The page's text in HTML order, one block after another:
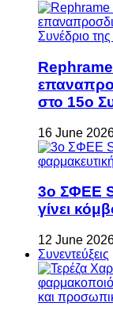
στο 15ο
16 June
3ο ΣΦΕΕ
γίνει
12 June
Συνεντεύξεις